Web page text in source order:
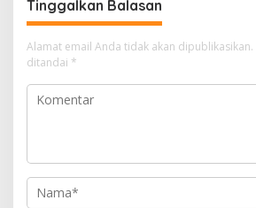
Tinggalkan Balasan
Alamat email Anda tidak akan dipublikasikan.
ditandai *